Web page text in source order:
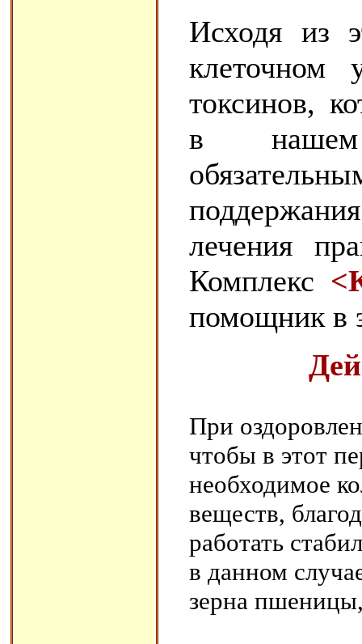
Исходя из
клеточном
токсинов,
в нашем
лечения
Комплекс
помощник в
При
чтобы в этот
необходимое
веществ,
работать
в данном
зерна